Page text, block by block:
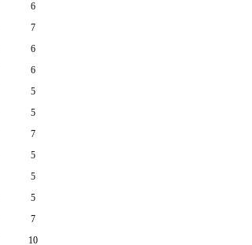
6
7
6
6
5
5
7
5
5
5
7
10